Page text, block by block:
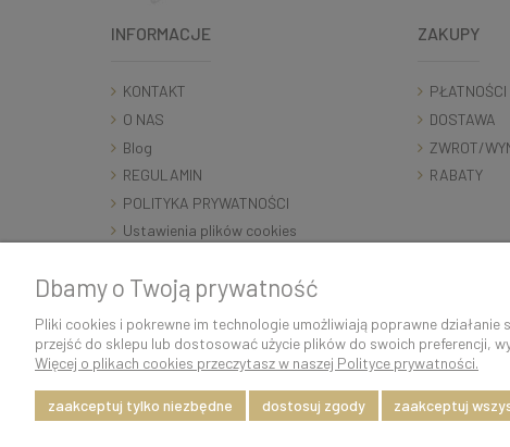
INFORMACJE
KONTAKT
O NAS
Blog
REGULAMIN
POLITYKA PRYWATNOŚCI
Ustawienia plików cookies
ZAKUPY
PŁATNOŚCI
DOSTAWA
ZWROT/
RABATY
Szybka i sprawna wysyłka w ciągu 24h.
Dostawę zapewnia firma kurierska DPD Polska.
Witaj, nasz sklep internetowy wykorzystuje pliki cookies.
Dbamy o Twoją prywatność
Pliki cookies i pokrewne im technologie umożliwiają poprawne
przejść do sklepu lub dostosować użycie plików do swoich preferencji,
Więcej o plikach cookies przeczytasz w naszej Polityce prywatności.
zaakceptuj tylko niezbędne dostosuj zgody zaakceptuj